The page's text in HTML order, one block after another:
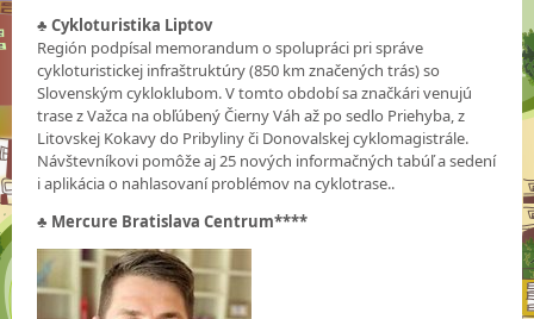
♣ Cykloturistika Liptov
Región podpísal memorandum o spolupráci pri správe
cykloturistickej infraštruktúry (850 km značených trás) so
Slovenským cykloklubom. V tomto období sa značkári venujú
trase z Važca na obľúbený Čierny Váh až po sedlo Priehyba, z
Litovskej Kokavy do Pribyliny či Donovalskej cyklomagistrále.
Návštevníkovi pomôže aj 25 nových informačných tabúľ a sedení
i aplikácia o nahlasovaní problémov na cyklotrase..
♣ Mercure Bratislava Centrum****